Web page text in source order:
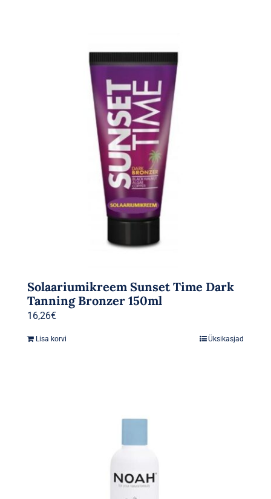
Solaariumikreem Sunset Time Dark
Tanning Bronzer 150ml
16,26€
Lisa korvi Üksikasjad